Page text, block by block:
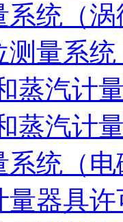
系统（
测量系
蒸汽计
蒸汽计
系统（
量器具